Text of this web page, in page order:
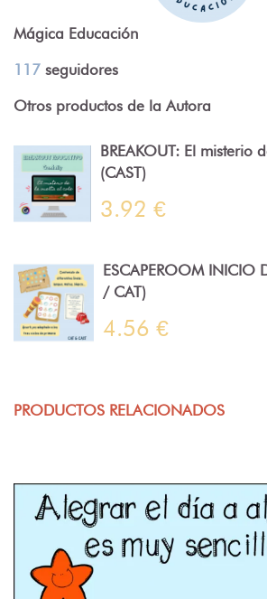
Mágica Educación
117 seguidores
Otros productos de la Autora
BREAKOUT: El misterio
(CAST)
3.92 €
ESCAPEROOM INICIO
/ CAT)
4.56 €
PRODUCTOS RELACIONADOS